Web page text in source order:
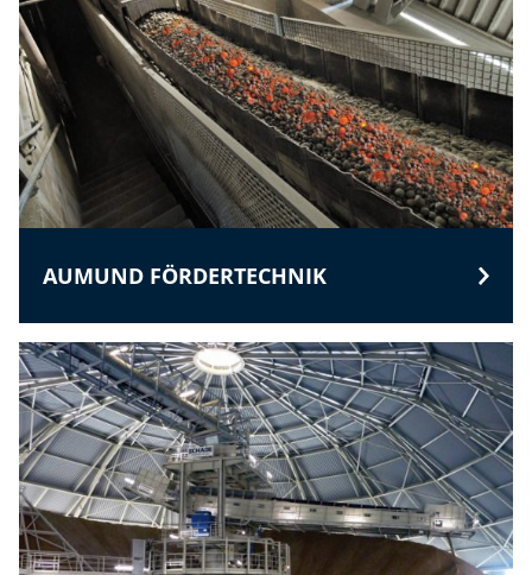
AUMUND FÖRDERTECHNIK